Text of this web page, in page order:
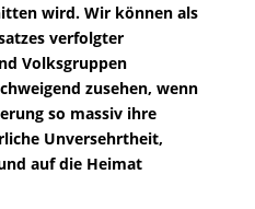
wird. Wir können als
verfolgter
Volksgruppen
zusehen, wenn
so massiv ihre
Unversehrtheit,
auf die Heimat